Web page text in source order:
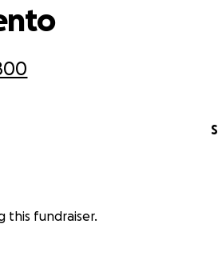
this fundraiser.